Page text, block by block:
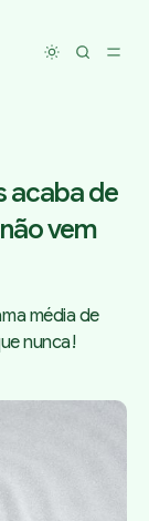
Toggle
acaba de
vem
média de
nunca!